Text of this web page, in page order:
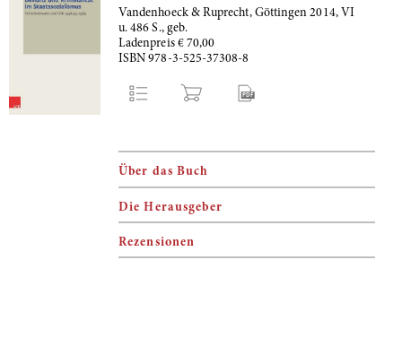
Vandenhoeck & Ruprecht, Göttingen 2014, VI
u. 486 S., geb.
Ladenpreis € 70,00
ISBN 978-3-525-37308-8
Über das Buch
Die Herausgeber
Rezensionen